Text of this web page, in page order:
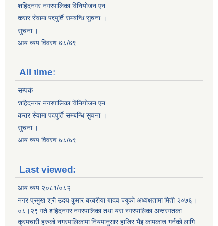
शहिदनगर नगरपालिका विनियोजन एन
करार सेवामा पदपुर्ति समबन्धि सुचना ।
सुचना ।
आय व्यय विवरण ७८/७९
All time:
सम्पर्क
शहिदनगर नगरपालिका विनियोजन एन
करार सेवामा पदपुर्ति समबन्धि सुचना ।
सुचना ।
आय व्यय विवरण ७८/७९
Last viewed:
आय व्यय २०८१/०८२
नगर प्रमुख श्री उदय कुमार बरबरीया यादव ज्यूकाे अध्यक्षतामा मिती २०७६।
०८।२९ गते शहिदनगर नगरपालिका तथा यस नगरपालिका अन्तरगतका
क्रमचारी हरुकाे नगरपालिकामा नियमानुसार हाजिर भैइ कामकाज गर्नकाे लागि